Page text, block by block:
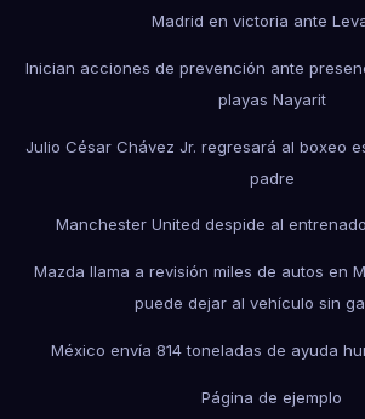
Madrid en victoria ante
Inician acciones de prevención ante
playas Nayarit
Julio César Chávez Jr. regresará al boxeo
padre
Manchester United despide al
Mazda llama a revisión miles de autos en
puede dejar al vehículo sin
México envía 814 toneladas de ayuda
Página de ejemplo